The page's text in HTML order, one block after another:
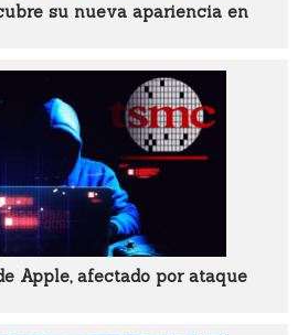
su nueva apariencia en
Apple, afectado por ataque